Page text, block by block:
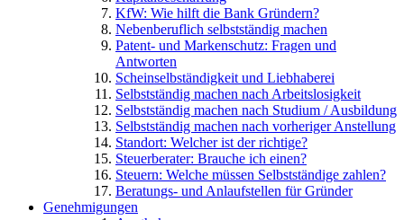
KfW: Wie hilft die Bank Gründern?
Nebenberuflich selbstständig machen
Patent- und Markenschutz: Fragen und
Antworten
Scheinselbständigkeit und Liebhaberei
Selbstständig machen nach Arbeitslosigkeit
Selbstständig machen nach Studium / Ausbildung
Selbstständig machen nach vorheriger Anstellung
Standort: Welcher ist der richtige?
Steuerberater: Brauche ich einen?
Steuern: Welche müssen Selbstständige zahlen?
Beratungs- und Anlaufstellen für Gründer
Genehmigungen